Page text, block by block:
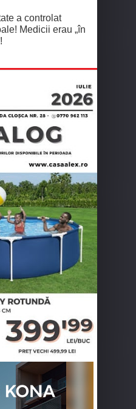
a controlat
Medicii erau „în